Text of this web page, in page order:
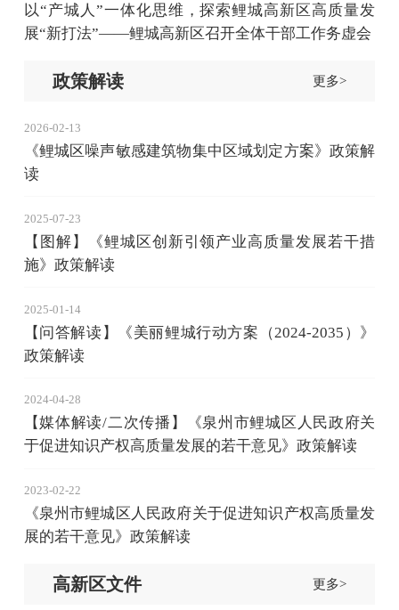
以“产城人”一体化思维，探索鲤城高新区高质量发
展“新打法”——鲤城高新区召开全体干部工作务虚会
政策解读 更多>
2026-02-13
《鲤城区噪声敏感建筑物集中区域划定方案》政策解
读
2025-07-23
【图解】《鲤城区创新引领产业高质量发展若干措
施》政策解读
2025-01-14
【问答解读】《美丽鲤城行动方案（2024-2035）》
政策解读
2024-04-28
【媒体解读/二次传播】《泉州市鲤城区人民政府关
于促进知识产权高质量发展的若干意见》政策解读
2023-02-22
《泉州市鲤城区人民政府关于促进知识产权高质量发
展的若干意见》政策解读
高新区文件 更多>